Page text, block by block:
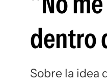
dentro
Sobre la idea